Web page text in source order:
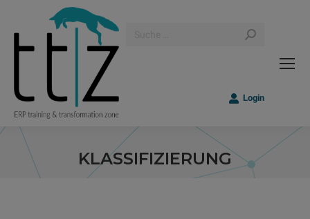
Login
KLASSIFIZIERUNG
Sie befinden sich hier: